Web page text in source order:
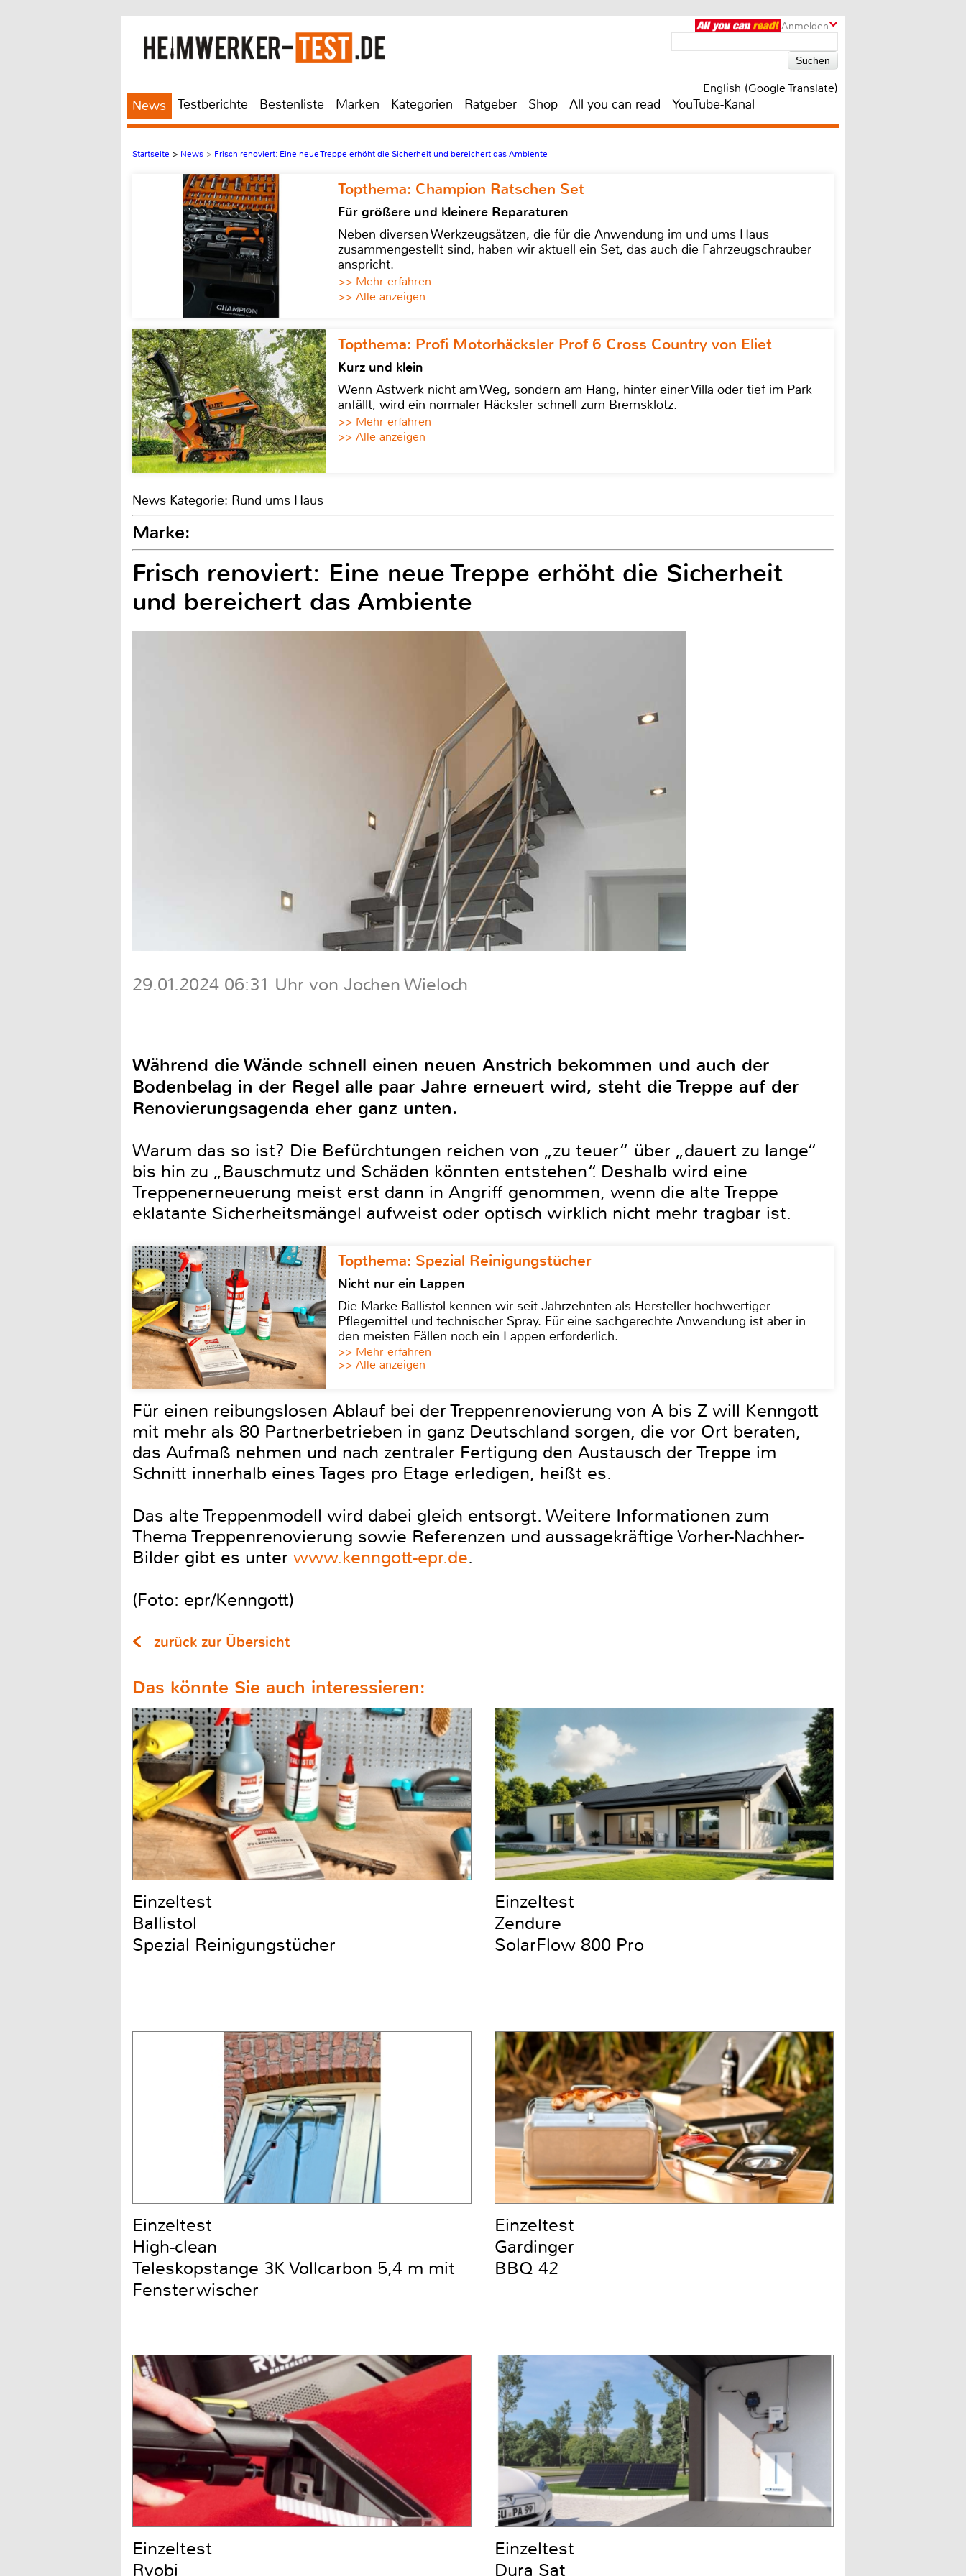
Anmelden
English (Google Translate)
News Testberichte Bestenliste Marken Kategorien Ratgeber Shop All you can read YouTube-Kanal
Startseite > News > Frisch renoviert: Eine neue Treppe erhöht die Sicherheit und bereichert das Ambiente
Topthema: Champion Ratschen Set
Für größere und kleinere Reparaturen
Neben diversen Werkzeugsätzen, die für die Anwendung im und ums Haus
zusammengestellt sind, haben wir aktuell ein Set, das auch die Fahrzeugschrauber
anspricht.
>> Mehr erfahren
>> Alle anzeigen
Topthema: Profi Motorhäcksler Prof 6 Cross Country von Eliet
Kurz und klein
Wenn Astwerk nicht am Weg, sondern am Hang, hinter einer Villa oder tief im Park
anfällt, wird ein normaler Häcksler schnell zum Bremsklotz.
>> Mehr erfahren
>> Alle anzeigen
News Kategorie: Rund ums Haus
Marke:
Frisch renoviert: Eine neue Treppe erhöht die Sicherheit
und bereichert das Ambiente
29.01.2024 06:31 Uhr von Jochen Wieloch
Während die Wände schnell einen neuen Anstrich bekommen und auch der
Bodenbelag in der Regel alle paar Jahre erneuert wird, steht die Treppe auf der
Renovierungsagenda eher ganz unten.
Warum das so ist? Die Befürchtungen reichen von „zu teuer“ über „dauert zu lange“
bis hin zu „Bauschmutz und Schäden könnten entstehen“. Deshalb wird eine
Treppenerneuerung meist erst dann in Angriff genommen, wenn die alte Treppe
eklatante Sicherheitsmängel aufweist oder optisch wirklich nicht mehr tragbar ist.
Topthema: Spezial Reinigungstücher
Nicht nur ein Lappen
Die Marke Ballistol kennen wir seit Jahrzehnten als Hersteller hochwertiger
Pflegemittel und technischer Spray. Für eine sachgerechte Anwendung ist aber in
den meisten Fällen noch ein Lappen erforderlich.
>> Mehr erfahren
>> Alle anzeigen
Für einen reibungslosen Ablauf bei der Treppenrenovierung von A bis Z will Kenngott
mit mehr als 80 Partnerbetrieben in ganz Deutschland sorgen, die vor Ort beraten,
das Aufmaß nehmen und nach zentraler Fertigung den Austausch der Treppe im
Schnitt innerhalb eines Tages pro Etage erledigen, heißt es.
Das alte Treppenmodell wird dabei gleich entsorgt. Weitere Informationen zum
Thema Treppenrenovierung sowie Referenzen und aussagekräftige Vorher-Nachher-
Bilder gibt es unter www.kenngott-epr.de.
(Foto: epr/Kenngott)
zurück zur Übersicht
Das könnte Sie auch interessieren:
Einzeltest
Ballistol
Spezial Reinigungstücher
Einzeltest
Zendure
SolarFlow 800 Pro
Einzeltest
High-clean
Teleskopstange 3K Vollcarbon 5,4 m mit
Fensterwischer
Einzeltest
Gardinger
BBQ 42
Einzeltest
Ryobi
Einzeltest
Dura Sat